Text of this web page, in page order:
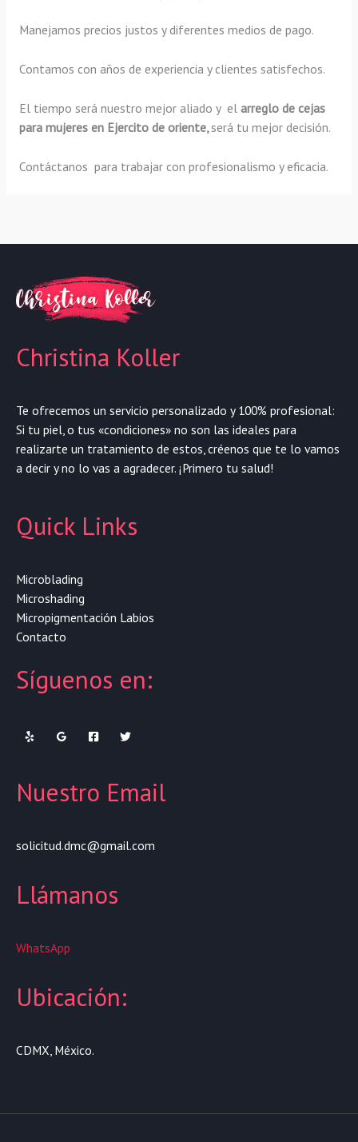
Manejamos precios justos y diferentes medios de pago.
Contamos con años de experiencia y clientes satisfechos.
El tiempo será nuestro mejor aliado y el arreglo de cejas
para mujeres en Ejercito de oriente, será tu mejor decisión.
Contáctanos para trabajar con profesionalismo y eficacia.
Christina Koller
Te ofrecemos un servicio personalizado y 100% profesional:
Si tu piel, o tus «condiciones» no son las ideales para
realizarte un tratamiento de estos, créenos que te lo vamos
a decir y no lo vas a agradecer. ¡Primero tu salud!
Quick Links
Microblading
Microshading
Micropigmentación Labios
Contacto
Síguenos en:
Nuestro Email
solicitud.dmc@gmail.com
Llámanos
WhatsApp
Ubicación:
CDMX, México.